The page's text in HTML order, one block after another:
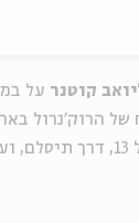
יואב קוטנר על
של הרוק'נרול
הראשונה של אשדות בגיל 13,